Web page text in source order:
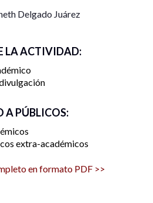
Delgado Juárez
LA ACTIVIDAD:
A PÚBLICOS:
extra-académicos
en formato PDF >>